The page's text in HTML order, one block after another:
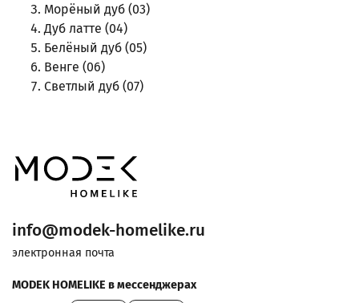
Морёный дуб (03)
Дуб латте (04)
Белёный дуб (05)
Венге (06)
Светлый дуб (07)
info@modek-homelike.ru
электронная почта
MODEK HOMELIKE в мессенджерах